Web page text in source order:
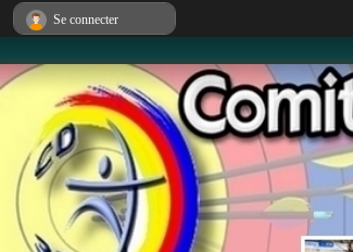
Se connecter
Panneau de gestion des cookies